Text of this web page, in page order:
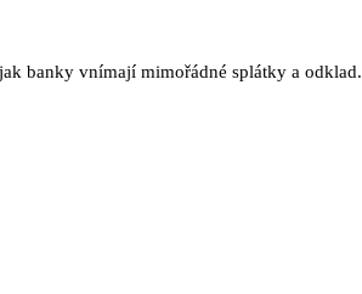
banky vnímají mimořádné splátky a odklad.